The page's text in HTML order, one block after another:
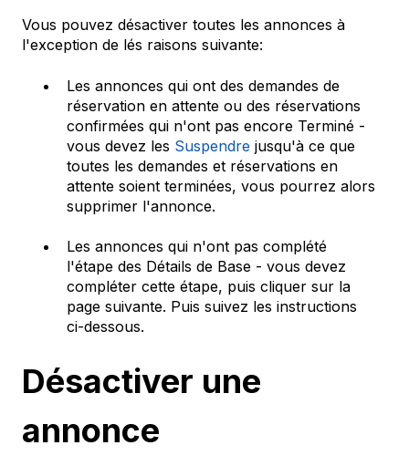
Vous pouvez désactiver toutes les annonces à
l'exception de lés raisons suivante:
Les annonces qui ont des demandes de
réservation en attente ou des réservations
confirmées qui n'ont pas encore Terminé -
vous devez les Suspendre jusqu'à ce que
toutes les demandes et réservations en
attente soient terminées, vous pourrez alors
supprimer l'annonce.
Les annonces qui n'ont pas complété
l'étape des Détails de Base - vous devez
compléter cette étape, puis cliquer sur la
page suivante. Puis suivez les instructions
ci-dessous.
Désactiver une
annonce